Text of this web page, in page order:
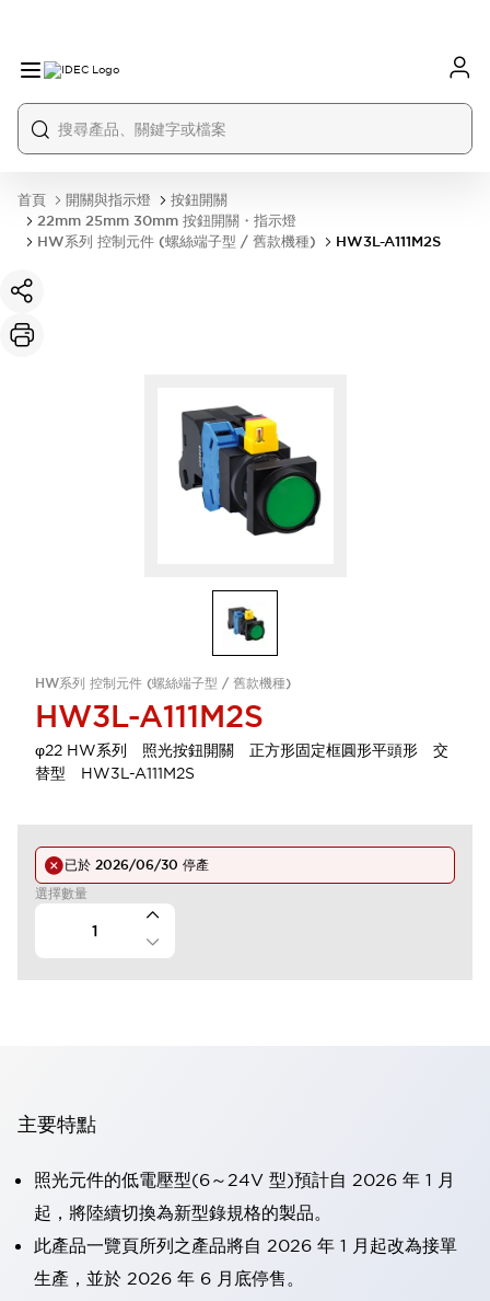
首頁 開關與指示燈
按鈕開關
22mm 25mm 30mm 按鈕開關・指示燈
HW系列 控制元件 (螺絲端子型 / 舊款機種)
HW3L-A111M2S
HW系列 控制元件 (螺絲端子型 / 舊款機種)
HW3L-A111M2S
φ22 HW系列 照光按鈕開關 正方形固定框圓形平頭形 交
替型 HW3L-A111M2S
已於 2026/06/30 停產
選擇數量
主要特點
照光元件的低電壓型(6～24V 型)預計自 2026 年 1 月
起，將陸續切換為新型錄規格的製品。
此產品一覽頁所列之產品將自 2026 年 1 月起改為接單
生產，並於 2026 年 6 月底停售。